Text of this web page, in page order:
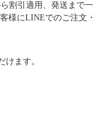
割引適用、発送まで一
様にLINEでのご注文・
けます。